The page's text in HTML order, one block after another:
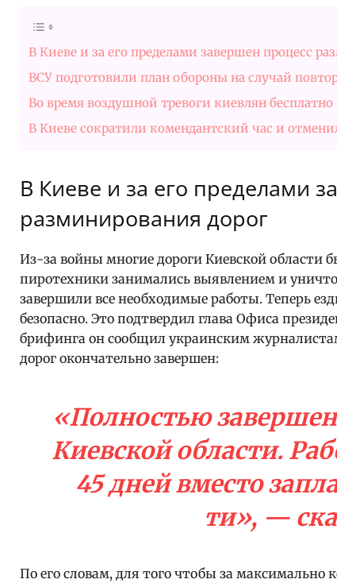
В Киеве и за его пределами завершен процесс
ВСУ подготовили план обороны на случай
Во время воздушной тревоги киевлян
В Киеве сократили комендантский час и
В Киеве и за его пределами
разминирования дорог
Из-за войны многие дороги Киевской области
пиротехники занимались выявлением и
завершили все необходимые работы. Теперь
безопасно. Это подтвердил глава Офиса
брифинга он сообщил украинским
дорог окончательно завершен:
«Полностью
Киевской области.
45 дней вместо
ти», —
По его словам, для того чтобы за максимально